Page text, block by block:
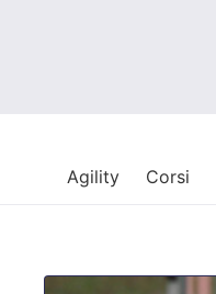
Agility Corsi